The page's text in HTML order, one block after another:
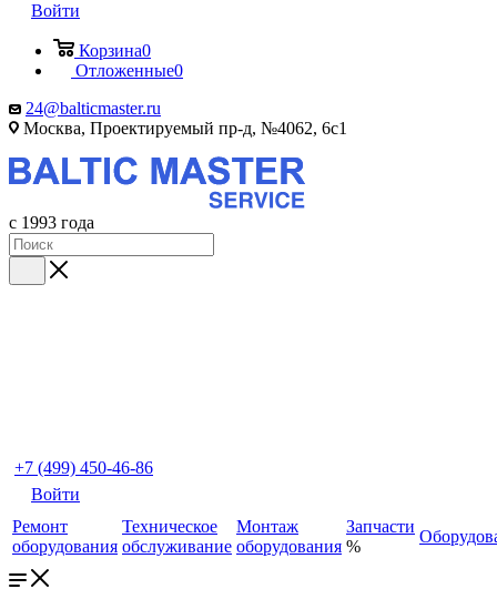
Войти
Корзина0
Отложенные0
24@balticmaster.ru
Москва, Проектируемый пр-д, №4062, 6с1
с 1993 года
+7 (499) 450-46-86
Войти
Ремонт
оборудования
Техническое
обслуживание
Монтаж
оборудования
Запчасти
%